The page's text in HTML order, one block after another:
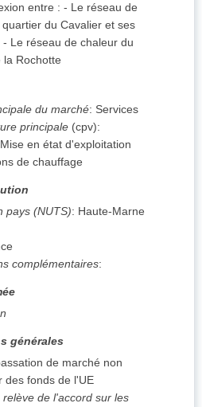
entre : - Le réseau de
du Cavalier et ses
- Le réseau de chaleur du
la Rochotte
du marché: Services
principale (cpv):
Mise en état d'exploitation
de chauffage
pays (NUTS): Haute-Marne
complémentaires:
générales
de marché non
des fonds de l'UE
de l'accord sur les